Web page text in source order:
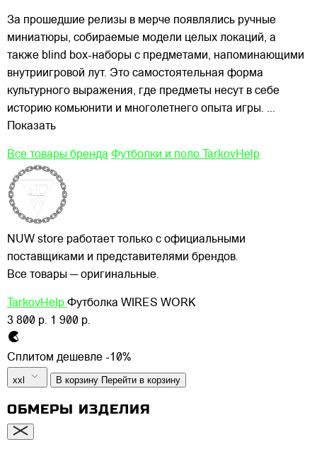
За прошедшие релизы в мерче появлялись ручные
миниатюры, собираемые модели целых локаций, а
также blind box-наборы с предметами, напоминающими
внутриигровой лут. Это самостоятельная форма
культурного выражения, где предметы несут в себе
историю комьюнити и многолетнего опыта игры. ...
Показать
Все товары бренда Футболки и поло TarkovHelp
NUW store работает только с официальными
поставщиками и представителями брендов.
Все товары — оригинальные.
TarkovHelp Футболка WIRES WORK
3 800 р. 1 900 р.
Сплитом дешевле -10%
xxl В корзину Перейти в корзину
ОБМЕРЫ ИЗДЕЛИЯ